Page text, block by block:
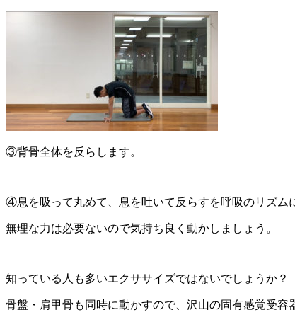
③背骨全体を反らします。
④息を吸って丸めて、息を吐いて反らすを呼吸のリズム
無理な力は必要ないので気持ち良く動かしましょう。
知っている人も多いエクササイズではないでしょうか？
骨盤・肩甲骨も同時に動かすので、沢山の固有感覚受容